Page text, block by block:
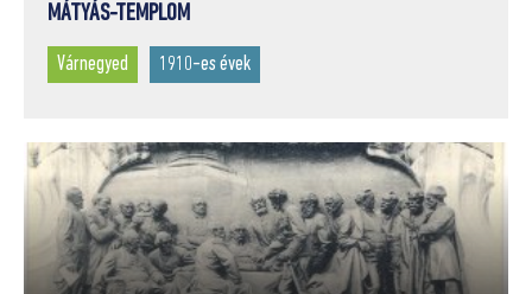
MÁTYÁS-TEMPLOM
Várnegyed 1910-es évek